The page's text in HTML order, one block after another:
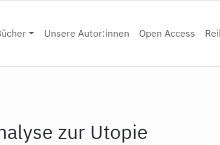
Unsere Autor:innen Open Access
zur Utopie